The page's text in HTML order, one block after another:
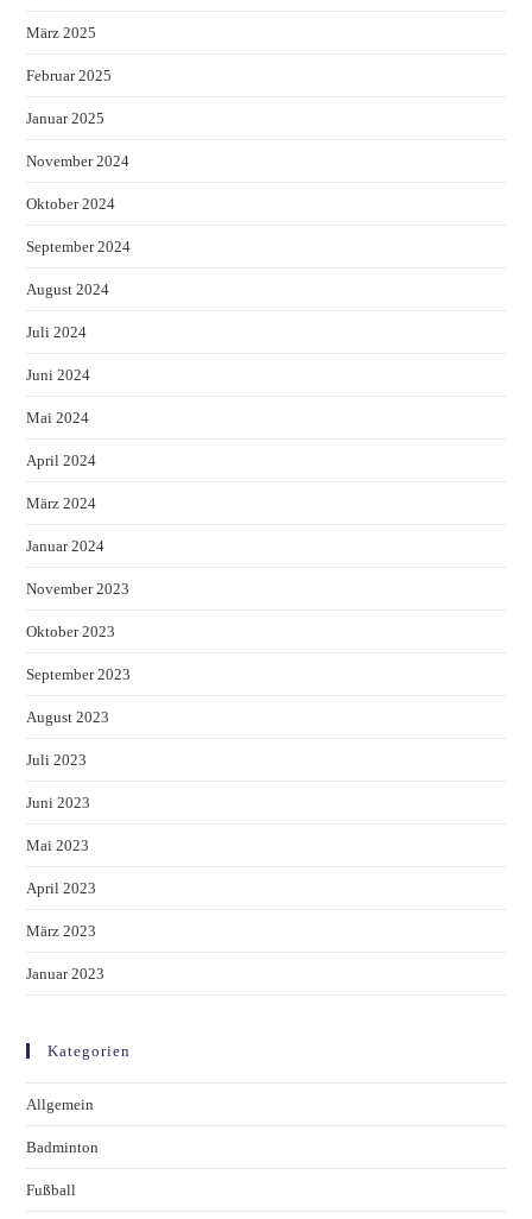
März 2025
Februar 2025
Januar 2025
November 2024
Oktober 2024
September 2024
August 2024
Juli 2024
Juni 2024
Mai 2024
April 2024
März 2024
Januar 2024
November 2023
Oktober 2023
September 2023
August 2023
Juli 2023
Juni 2023
Mai 2023
April 2023
März 2023
Januar 2023
Kategorien
Allgemein
Badminton
Fußball